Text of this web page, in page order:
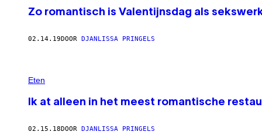
Zo romantisch is Valentijnsdag als
02.14.19DOOR DJANLISSA PRINGELS
Eten
Ik at alleen in het meest romantische
02.15.18DOOR DJANLISSA PRINGELS